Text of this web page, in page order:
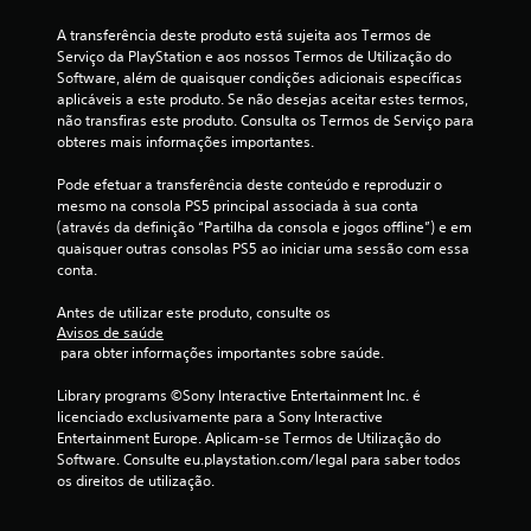
A transferência deste produto está sujeita aos Termos de
Serviço da PlayStation e aos nossos Termos de Utilização do
Software, além de quaisquer condições adicionais específicas
aplicáveis a este produto. Se não desejas aceitar estes termos,
não transfiras este produto. Consulta os Termos de Serviço para
obteres mais informações importantes.
Pode efetuar a transferência deste conteúdo e reproduzir o
mesmo na consola PS5 principal associada à sua conta
(através da definição “Partilha da consola e jogos offline”) e em
quaisquer outras consolas PS5 ao iniciar uma sessão com essa
conta.
Antes de utilizar este produto, consulte os
Avisos de saúde
para obter informações importantes sobre saúde.
Library programs ©Sony Interactive Entertainment Inc. é
licenciado exclusivamente para a Sony Interactive
Entertainment Europe. Aplicam-se Termos de Utilização do
Software. Consulte eu.playstation.com/legal para saber todos
os direitos de utilização.